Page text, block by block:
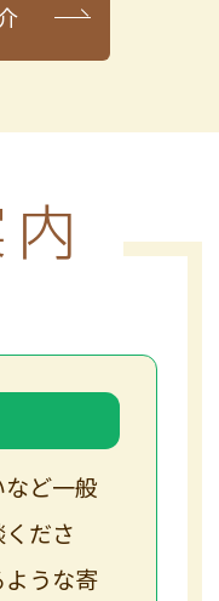
ど一般
ださ
うな寄